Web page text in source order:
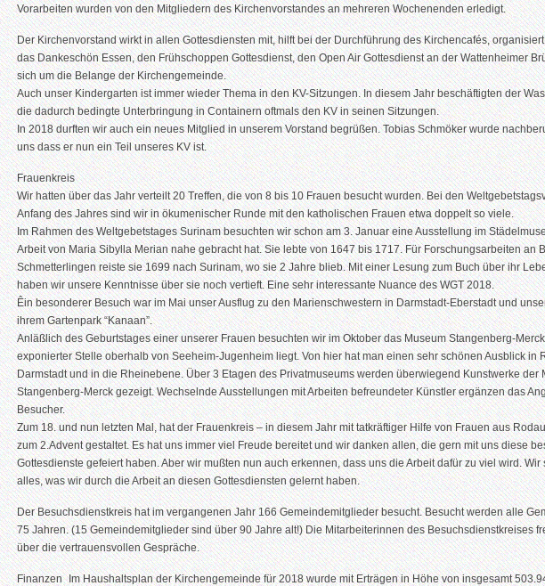
Vorarbeiten wurden von den Mitgliedern des Kirchenvorstandes an mehreren Wochenenden erledigt.
Der Kirchenvorstand wirkt in allen Gottesdiensten mit, hilft bei der Durchführung des Kirchencafés,
das Dankeschön Essen, den Frühschoppen Gottesdienst, den Open Air Gottesdienst an der Wattenheimer
sich um die Belange der Kirchengemeinde.
Auch unser Kindergarten ist immer wieder Thema in den KV-Sitzungen. In diesem Jahr beschäftigten der
die dadurch bedingte Unterbringung in Containern oftmals den KV in seinen Sitzungen.
In 2018 durften wir auch ein neues Mitglied in unserem Vorstand begrüßen. Tobias Schmöker wurde
uns dass er nun ein Teil unseres KV ist.
Frauenkreis
Wir hatten über das Jahr verteilt 20 Treffen, die von 8 bis 10 Frauen besucht wurden. Bei den
Anfang des Jahres sind wir in ökumenischer Runde mit den katholischen Frauen etwa doppelt so viele.
Im Rahmen des Weltgebetstages Surinam besuchten wir schon am 3. Januar eine Ausstellung im
Arbeit von Maria Sibylla Merian nahe gebracht hat. Sie lebte von 1647 bis 1717. Für Forschungsarbeiten an
Schmetterlingen reiste sie 1699 nach Surinam, wo sie 2 Jahre blieb. Mit einer Lesung zum Buch über ihr
haben wir unsere Kenntnisse über sie noch vertieft. Eine sehr interessante Nuance des WGT 2018.
Êin besonderer Besuch war im Mai unser Ausflug zu den Marienschwestern in Darmstadt-Eberstadt und
ihrem Gartenpark “Kanaan”.
Anläßlich des Geburtstages einer unserer Frauen besuchten wir im Oktober das Museum Stangenberg-
exponierter Stelle oberhalb von Seeheim-Jugenheim liegt. Von hier hat man einen sehr schönen Ausblick in
Darmstadt und in die Rheinebene. Über 3 Etagen des Privatmuseums werden überwiegend Kunstwerke der
Stangenberg-Merck gezeigt. Wechselnde Ausstellungen mit Arbeiten befreundeter Künstler ergänzen das
Besucher.
Zum 18. und nun letzten Mal, hat der Frauenkreis – in diesem Jahr mit tatkräftiger Hilfe von Frauen aus
zum 2.Advent gestaltet. Es hat uns immer viel Freude bereitet und wir danken allen, die gern mit uns diese
Gottesdienste gefeiert haben. Aber wir mußten nun auch erkennen, dass uns die Arbeit dafür zu viel wird. Wir
alles, was wir durch die Arbeit an diesen Gottesdiensten gelernt haben.
Der Besuchsdienstkreis hat im vergangenen Jahr 166 Gemeindemitglieder besucht. Besucht werden alle
75 Jahren. (15 Gemeindemitglieder sind über 90 Jahre alt!) Die Mitarbeiterinnen des Besuchsdienstkreises
über die vertrauensvollen Gespräche.
Finanzen Im Haushaltsplan der Kirchengemeinde für 2018 wurde mit Erträgen in Höhe von insgesamt